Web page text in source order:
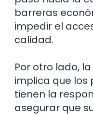
barreras
impedir el
calidad.
Por otro lado,
implica que los
tienen la
asegurar que